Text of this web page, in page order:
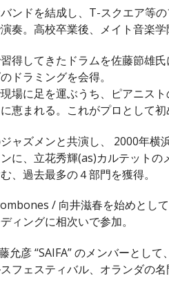
ンドを結成し、T-スクエア等
奏。高校卒業後、メイト音楽学
得してきたドラムを佐藤節雄氏
ドラミングを会得。
場に足を運ぶうち、ピアニスト
恵まれる。これがプロとして初
ャズメンと共演し、 2000年横
に、立花秀輝(as)カルテットの
、過去最多の４部門を獲得。
/ 向井滋春を始めとして
ィングに相次いで参加。
允彦 “SAIFA” のメンバーとして、
フェスティバル、オランダの